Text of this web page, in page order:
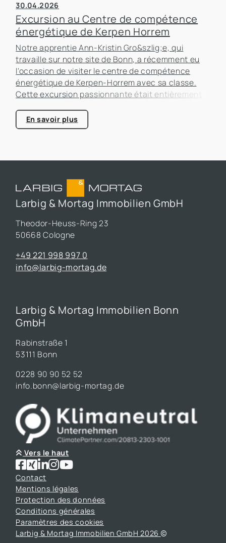
30.04.2026
Excursion au Centre de compétence
énergétique de Kerpen Horrem
Notre apprentie Ann-Kristin Gro&szlig;e, qui
travaille sur notre site de Bonn, a récemment eu
l'occasion de visiter le centre de compétence
énergétique de Kerpen-Horrem avec sa classe.
Cette excursion passionnante était entièrement
bâtiments, un sujet qui prend de plus en plus
d'importance dans le secteur immobilier.
En savoir plus
Larbig & Mortag Immobilien GmbH
Theodor-Heuss-Ring 23
50668 Cologne
+49 221 998 997 0
info@larbig-mortag.de
Larbig & Mortag Immobilien Bonn
GmbH
Rabinstraße 1
53111 Bonn
0228 90 90 52 52
info.bonn@larbig-mortag.de
Vers le haut
Contact
Mentions légales
Protection des données
Conditions générales
Paramètres des cookies
Larbig & Mortag Immobilien GmbH 2026